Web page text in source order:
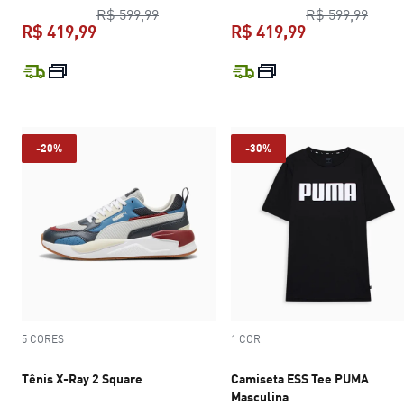
R$ 599,99preço original R$ 599,99
R$ 419,99
preço atual R$ 419,99
R$ 599,99
R$ 419,99
-20%
5 CORES
Tênis X-Ray 2 Square
-30%
1 COR
Camiseta ESS Tee PUMA
Masculina